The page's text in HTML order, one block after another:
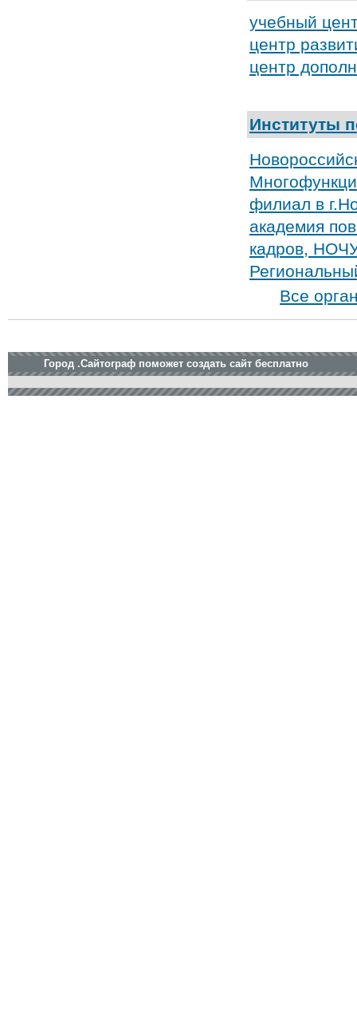
учебный
центр
центр
Институты
филиал в
академия
кадров,
Все
Город .Сайтограф поможет создать сайт бесплатно